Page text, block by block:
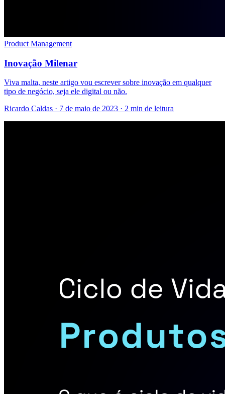
Product Management
Inovação Milenar
Viva malta, neste artigo vou escrever sobre inovação em qualquer
tipo de negócio, seja ele digital ou não.
Ricardo Caldas · 7 de maio de 2023 · 2 min de leitura